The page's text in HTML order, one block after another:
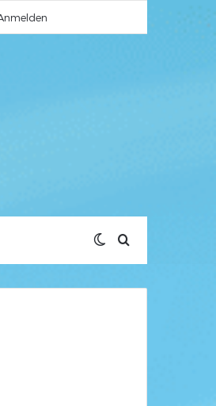
Skin umschalten